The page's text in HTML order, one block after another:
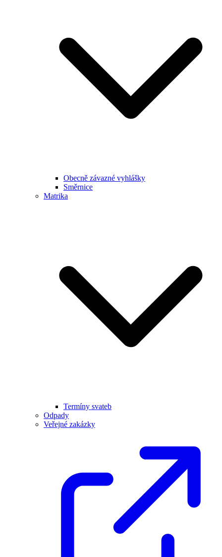
Obecně závazné vyhlášky
Směrnice
Matrika
Termíny svateb
Odpady
Veřejné zakázky